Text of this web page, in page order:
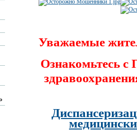
Уважаемые
Ознакомьтесь